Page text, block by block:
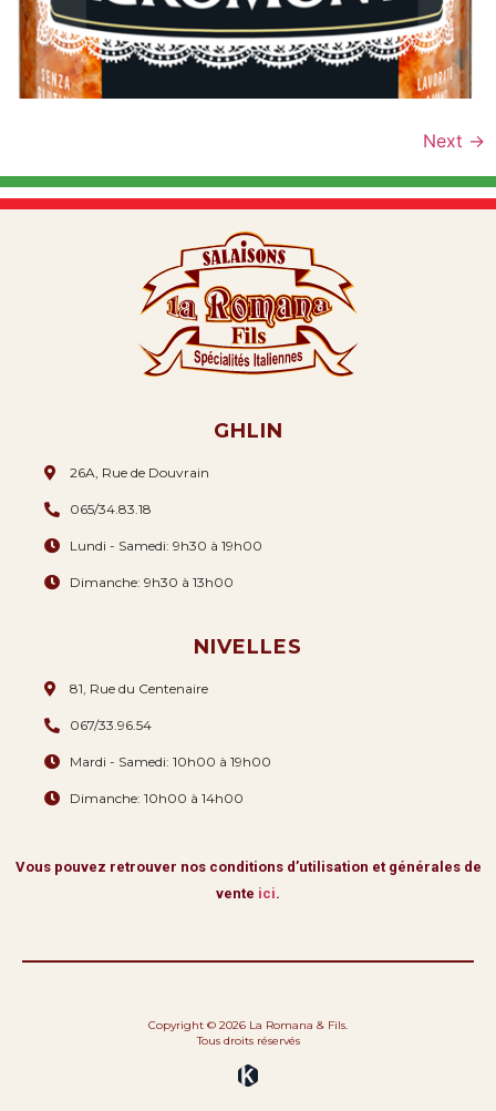
Next →
GHLIN
26A, Rue de Douvrain
065/34.83.18
Lundi - Samedi: 9h30 à 19h00
Dimanche: 9h30 à 13h00
NIVELLES
81, Rue du Centenaire
067/33.96.54
Mardi - Samedi: 10h00 à 19h00
Dimanche: 10h00 à 14h00
Vous pouvez retrouver nos conditions d’utilisation et générales de
vente ici.
Copyright © 2026 La Romana & Fils.
Tous droits réservés